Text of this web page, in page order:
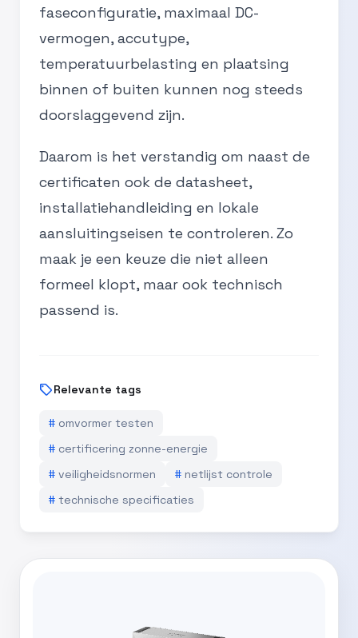
faseconfiguratie, maximaal DC-
vermogen, accutype,
temperatuurbelasting en plaatsing
binnen of buiten kunnen nog steeds
doorslaggevend zijn.
Daarom is het verstandig om naast de
certificaten ook de datasheet,
installatiehandleiding en lokale
aansluitingseisen te controleren. Zo
maak je een keuze die niet alleen
formeel klopt, maar ook technisch
passend is.
sellRelevante tags
# omvormer testen
# certificering zonne-energie
# veiligheidsnormen # netlijst controle
# technische specificaties